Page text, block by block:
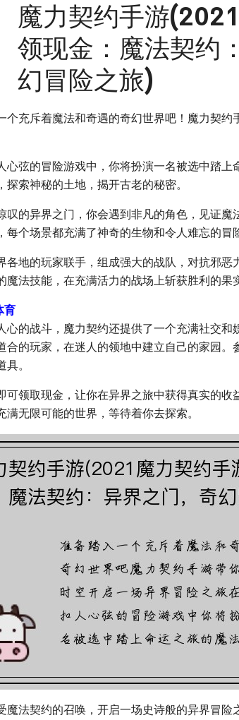
魔力契约手游
领现金：魔法契约
幻冒险之旅)
个充斥着魔法和奇遇的奇幻世界吧！魔力契约
心弦的冒险游戏中，你将扮演一名被选中踏
探索神秘的土地，揭开古老的秘密。
叹的异界之门，你会遇到非凡的角色，见证
每个场景都充满了神奇的生物和令人难忘的冒
各地的玩家联手，组成强大的战队，对抗邪恶
魔法技能，在充满活力的战场上斩获胜利的果
育
心的战斗，魔力契约还提供了一个充满社交和
合的玩家，在迷人的领地中建立自己的家园。
。
可领取现金，让你在异界之旅中获得真实的收
满无限可能的世界，等待着你去探索。
魔法契约的召唤，开启一场史诗般的异界冒险